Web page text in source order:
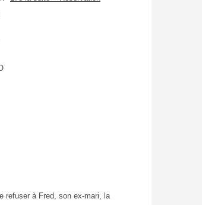
refuser à Fred, son ex-mari, la